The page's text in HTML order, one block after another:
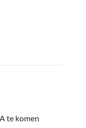
te komen